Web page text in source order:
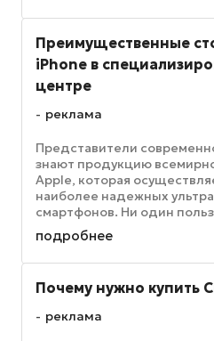
Преимущественные
iPhone в
центре
реклама
Представители
знают продукцию
Apple, которая
наиболее надежных
смартфонов. Ни один
сомневается в ...
подробнее
Почему нужно купить
реклама